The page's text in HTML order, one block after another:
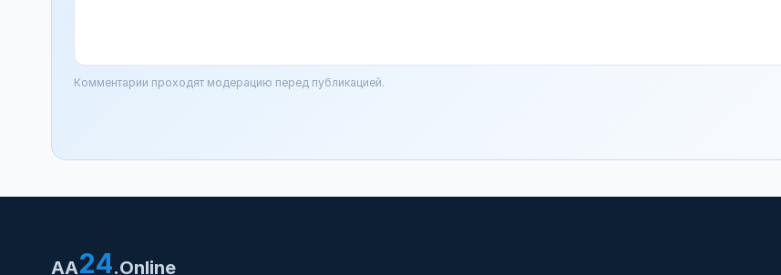
Комментарии проходят модерацию перед публикацией.
AA24.Online